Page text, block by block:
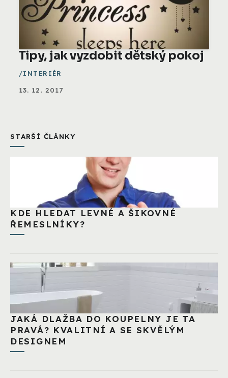
Tipy, jak vyzdobit dětský pokoj
INTERIÉR
13. 12. 2017
STARŠÍ ČLÁNKY
KDE HLEDAT LEVNÉ A ŠIKOVNÉ
ŘEMESLNÍKY?
JAKÁ DLAŽBA DO KOUPELNY JE TA
PRAVÁ? KVALITNÍ A SE SKVĚLÝM
DESIGNEM